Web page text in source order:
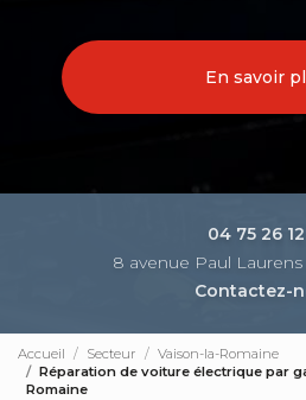
En savoir
04 75 26 12
8 avenue Paul Laurens
Contactez-
Accueil Secteur
Vaison-la-Romaine
Réparation de voiture électrique par
Romaine